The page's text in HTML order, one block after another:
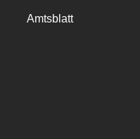
Amtsblatt